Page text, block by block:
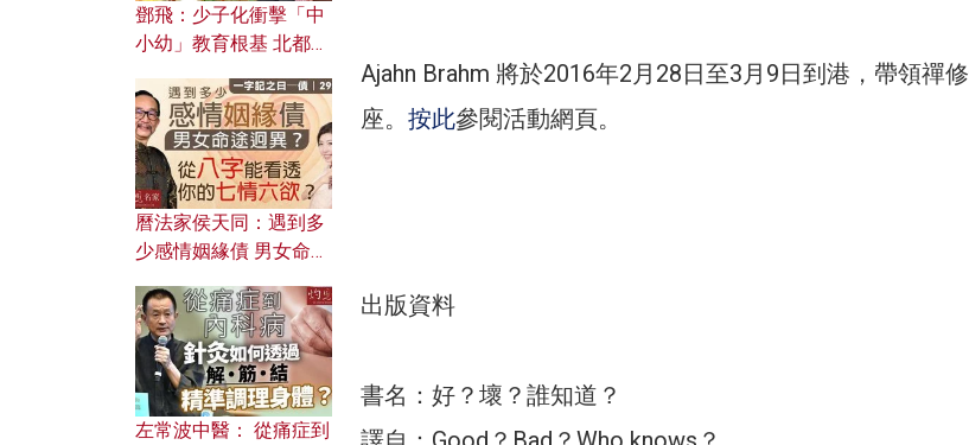
Ajahn Brahm 將於2016年2月28日至3月9日到港，帶領禪
座。 按此參閱活動網頁。
出版資料
書名：好？壞？誰知道？
鄧飛：少子化衝擊「中
小幼」教育根基 北都如
曆法家侯天同：遇到多
少感情姻緣債 男女命途
的七情六欲？
左常波中醫： 從痛症到